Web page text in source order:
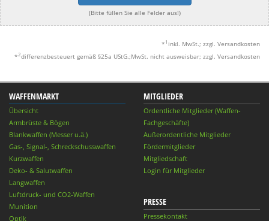
(Bitte füllen Sie alle Felder aus!)
* 1 inkl. MwSt.; zzgl. Versandkosten
*2differenzbesteuert gemäß §25a UStG.;MwSt. nicht ausweisbar; zzgl. Versandkosten
WAFFENMARKT
Übersicht
Armbrüste & Bögen
Blankwaffen (Messer u.ä.)
Gas-, Signal-, Schreckschusswaffen
Kurzwaffen
Deko- & Salutwaffen
Langwaffen
Luftdruck- und CO2-Waffen
Munition
Optik
MITGLIEDER
Ordentliche Mitglieder (Waffen-
Fachgeschäfte)
Außerordentliche Mitglieder
Fördermitglieder
Mitgliedschaft
Login für Mitglieder
PRESSE
Pressekontakt